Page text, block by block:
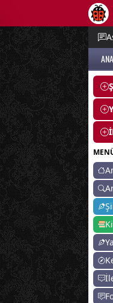
menu